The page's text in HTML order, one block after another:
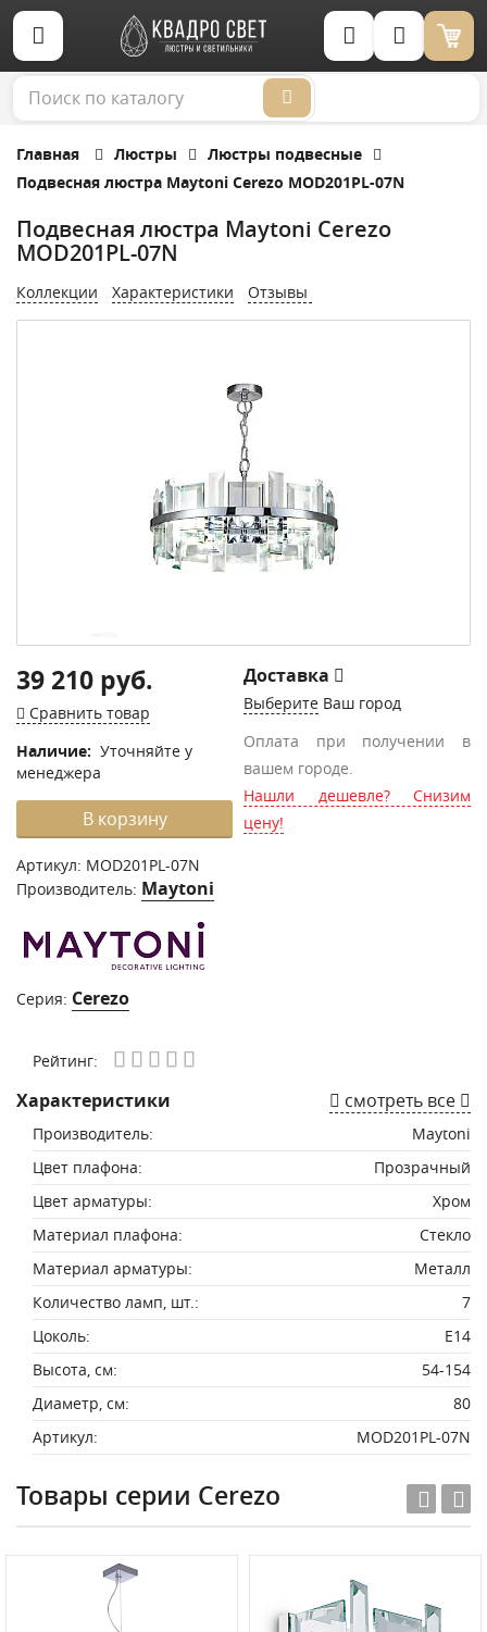
Корзина (0)
Главная Люстры
Люстры подвесные
Подвесная люстра Maytoni Cerezo MOD201PL-07N
Подвесная люстра Maytoni Cerezo
MOD201PL-07N
Коллекции Характеристики Отзывы
39 210 руб.
Сравнить товар
Наличие: Уточняйте у
менеджера
В корзину
Артикул: MOD201PL-07N
Производитель: Maytoni
Серия: Cerezo
Доставка
Выберите Ваш город
Оплата при получении в
вашем городе.
Нашли дешевле? Снизим
цену!
Рейтинг:
Характеристики смотреть все
Производитель:
Maytoni
Цвет плафона:
Прозрачный
Цвет арматуры:
Хром
Материал плафона:
Стекло
Материал арматуры:
Металл
Количество ламп, шт.:
7
Цоколь:
E14
Высота, см:
54-154
Диаметр, см:
80
Артикул:
MOD201PL-07N
Товары серии Cerezo